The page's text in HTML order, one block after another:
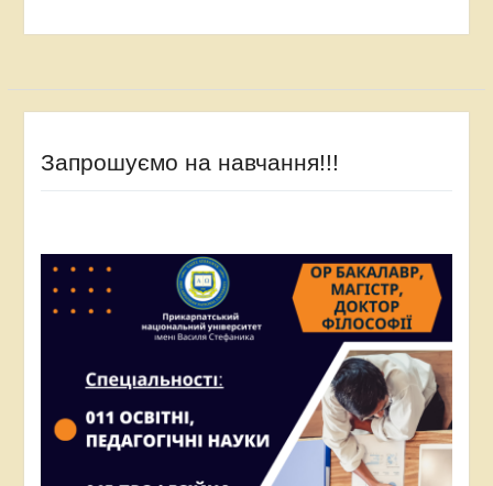
Запрошуємо на навчання!!!